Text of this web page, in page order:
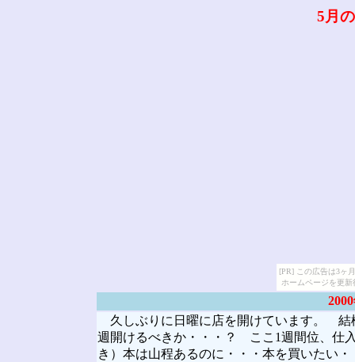
5月
[PR] この広告は3ヶ
ホームページを更
久しぶりに日曜に店を開けています。 結
週開けるべきか・・・？ ここ1週間位、仕
き）本は山程あるのに・・・本を買いたい